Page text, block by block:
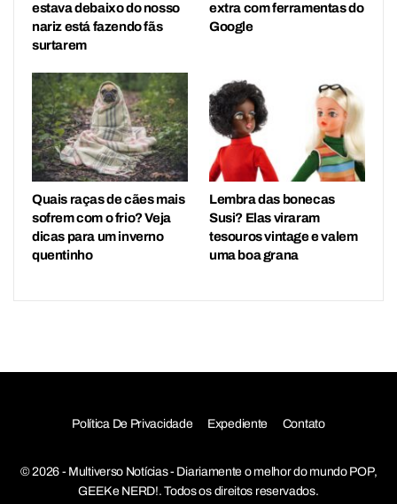
estava debaixo do nosso
nariz está fazendo fãs
surtarem
extra com ferramentas do
Google
Quais raças de cães mais
sofrem com o frio? Veja
dicas para um inverno
quentinho
Lembra das bonecas
Susi? Elas viraram
tesouros vintage e valem
uma boa grana
Política De Privacidade Expediente Contato
© 2026 - Multiverso Notícias - Diariamente o melhor do mundo POP,
GEEK e NERD!. Todos os direitos reservados.